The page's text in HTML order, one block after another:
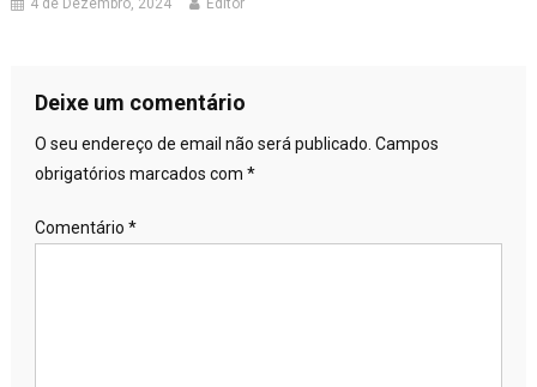
4 de Dezembro, 2024 Editor
Deixe um comentário
O seu endereço de email não será publicado. Campos
obrigatórios marcados com *
Comentário *